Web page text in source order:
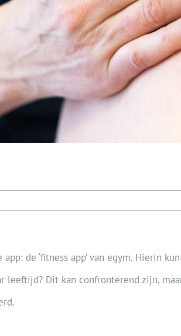
de ‘fitness app’ van egym. Hierin
Dit kan confronterend zijn,